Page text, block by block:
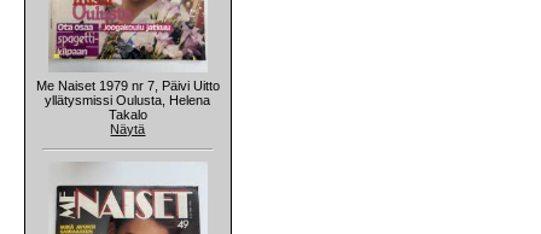
Me Naiset 1979 nr 7, Päivi Uitto
yllätysmissi Oulusta, Helena
Takalo
Näytä